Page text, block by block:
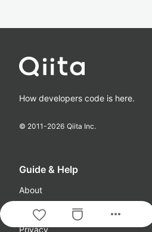
more_horiz
How developers code is here.
© 2011-2026 Qiita Inc.
Guide & Help
About
Terms
Privacy